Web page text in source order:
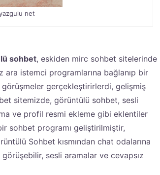
net
sohbet, eskiden mirc sohbet sitelerinde
ara istemci programlarına bağlanıp bir
gerçekleştirirlerdi, gelişmiş
sitemizde, görüntülü sohbet, sesli
ve profil resmi ekleme gibi eklentiler
sohbet programı geliştirilmiştir,
Sohbet kısmından chat odalarına
sesli aramalar ve cevapsız